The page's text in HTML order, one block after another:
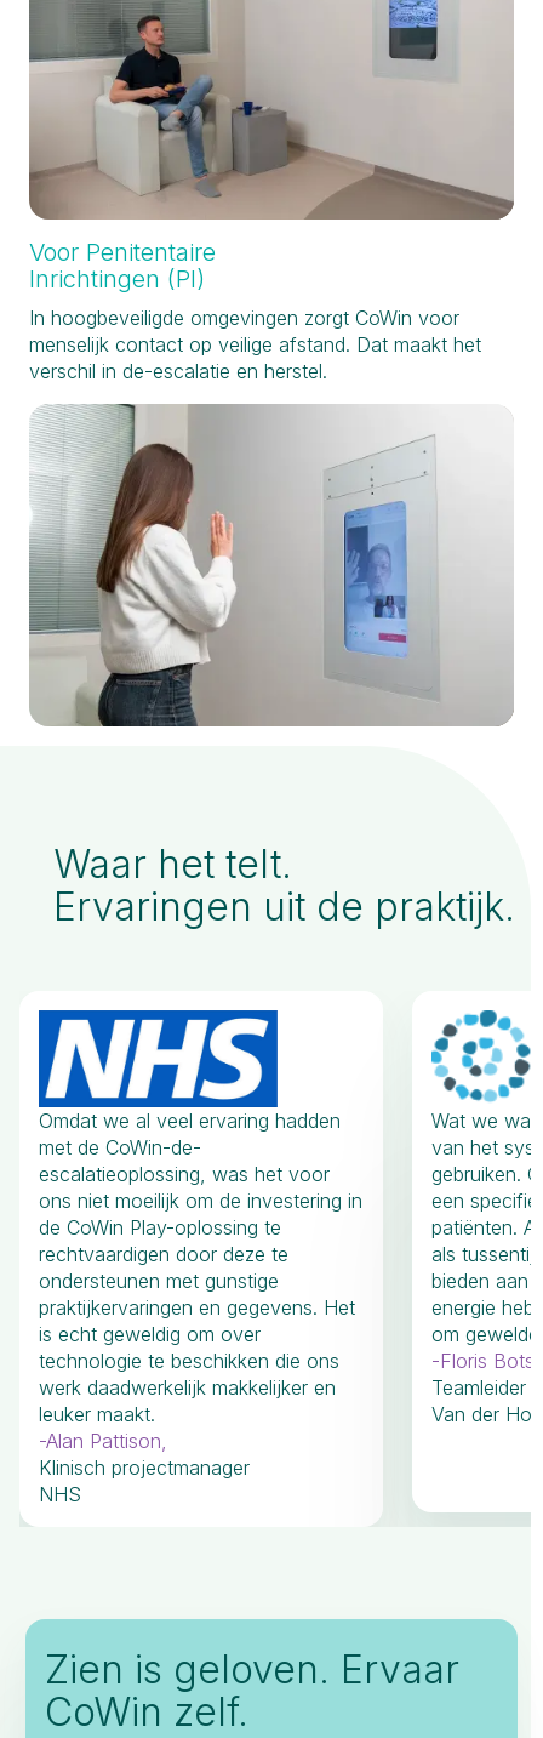
Voor Penitentaire
Inrichtingen (PI)
In hoogbeveiligde omgevingen zorgt CoWin voor
menselijk contact op veilige afstand. Dat maakt het
verschil in de-escalatie en herstel.
Waar het telt.
Ervaringen uit de praktijk.
Omdat we al veel ervaring hadden
met de CoWin-de-
escalatieoplossing, was het voor
ons niet moeilijk om de investering in
de CoWin Play-oplossing te
rechtvaardigen door deze te
ondersteunen met gunstige
praktijkervaringen en gegevens. Het
is echt geweldig om over
technologie te beschikken die ons
werk daadwerkelijk makkelijker en
leuker maakt.
-Alan Pattison,
Klinisch projectmanager
NHS
Wat we
van het
gebruiken.
een
patiënten.
als
bieden aan
energie
om
-Floris Bots
Teamleider
Van der
Zien is geloven. Ervaar
CoWin zelf.